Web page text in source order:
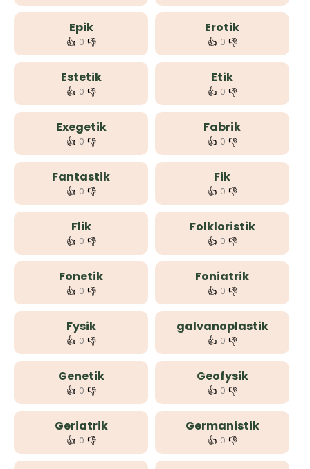
Epik
👍 0 👎
Erotik
👍 0 👎
Estetik
👍 0 👎
Etik
👍 0 👎
Exegetik
👍 0 👎
Fabrik
👍 0 👎
Fantastik
👍 0 👎
Fik
👍 0 👎
Flik
👍 0 👎
Folkloristik
👍 0 👎
Fonetik
👍 0 👎
Foniatrik
👍 0 👎
Fysik
👍 0 👎
galvanoplastik
👍 0 👎
Genetik
👍 0 👎
Geofysik
👍 0 👎
Geriatrik
👍 0 👎
Germanistik
👍 0 👎